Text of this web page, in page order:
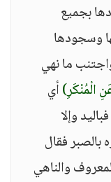
بجميع
وسجودها
ما نهي
الْمُنْكَرِ)أي
وإلا
بالصبر فقال
والناهي